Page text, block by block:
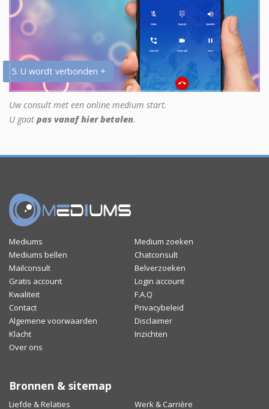
5. U wordt verbonden +
Uw consult met een online medium start.
U gaat pas vanaf hier betalen.
Mediums
Medium zoeken
Mediums bellen
Chatconsult
Mailconsult
Belverzoeken
Gratis account
Login account
Kwaliteit
F.A.Q
Contact
Privacybeleid
Algemene voorwaarden
Disclaimer
Klacht
Inzichten
Over ons
Bronnen & sitemap
Liefde & Relaties Werk & Carrière